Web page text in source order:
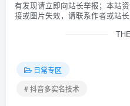
有发现请立即向站长举报；本站
接或图片失效，请联系作者或站长
日常专区
# 抖音多实名技术